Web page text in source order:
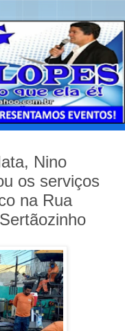
Nino
os serviços
na Rua